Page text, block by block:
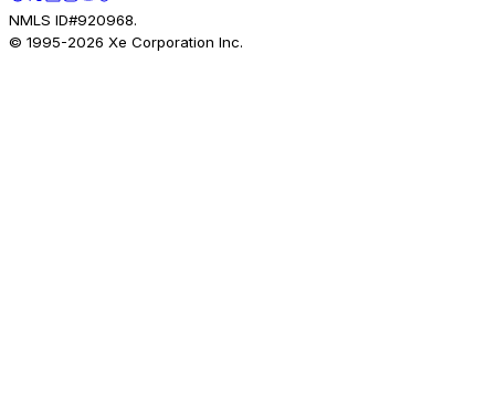
NMLS ID#920968.
© 1995-2026 Xe Corporation Inc.